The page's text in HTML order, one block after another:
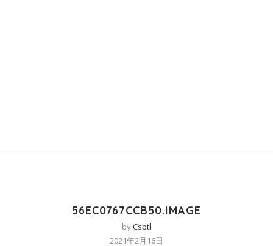
56EC0767CCB50.IMAGE
byCsptl
2021年2月16日